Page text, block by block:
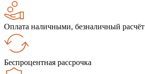
Оплата наличными, безналичный расчёт
Беспроцентная рассрочка